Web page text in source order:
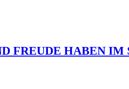
FREUDE HABEN